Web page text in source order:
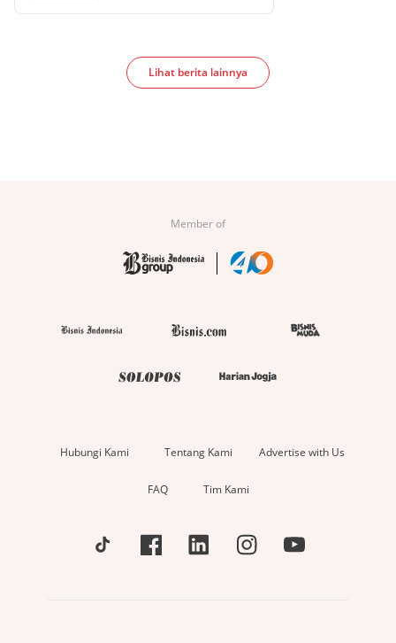
Lihat berita lainnya
Member of
Hubungi Kami Tentang Kami Advertise with Us
FAQ Tim Kami